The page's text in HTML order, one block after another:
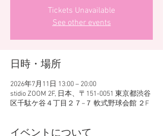
Tickets Unavailable
See other events
日時・場所
2026年7月11日 13:00 – 20:00
stidio ZOOM 2F, 日本、〒151-0051 東京都渋谷
区千駄ケ谷４丁目２７−７ 軟式野球会館 ２F
イベントについて